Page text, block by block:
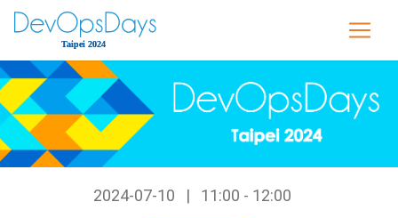
2024-07-10 11:00 - 12:00